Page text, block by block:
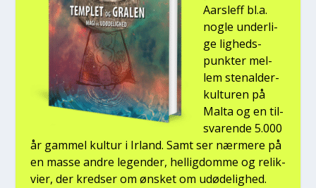
Aars­l­eff bl.a.
nog­le under­li­
ge lig­heds­
punk­ter mel­
lem ste­nal­der­
kul­tu­ren på
Mal­ta og en til­
sva­ren­de 5.000
år gam­mel kul­tur i Irland. Samt ser nær­me­re på
en mas­se andre legen­der, hel­lig­dom­me og relik­
vi­er, der kred­ser om ønsket om udø­de­lig­hed.